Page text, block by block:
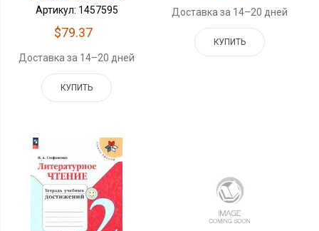
Артикул: 1457595
$79.37
Доставка за 14–20 дней
КУПИТЬ
Доставка за 14–20 дней
КУПИТЬ